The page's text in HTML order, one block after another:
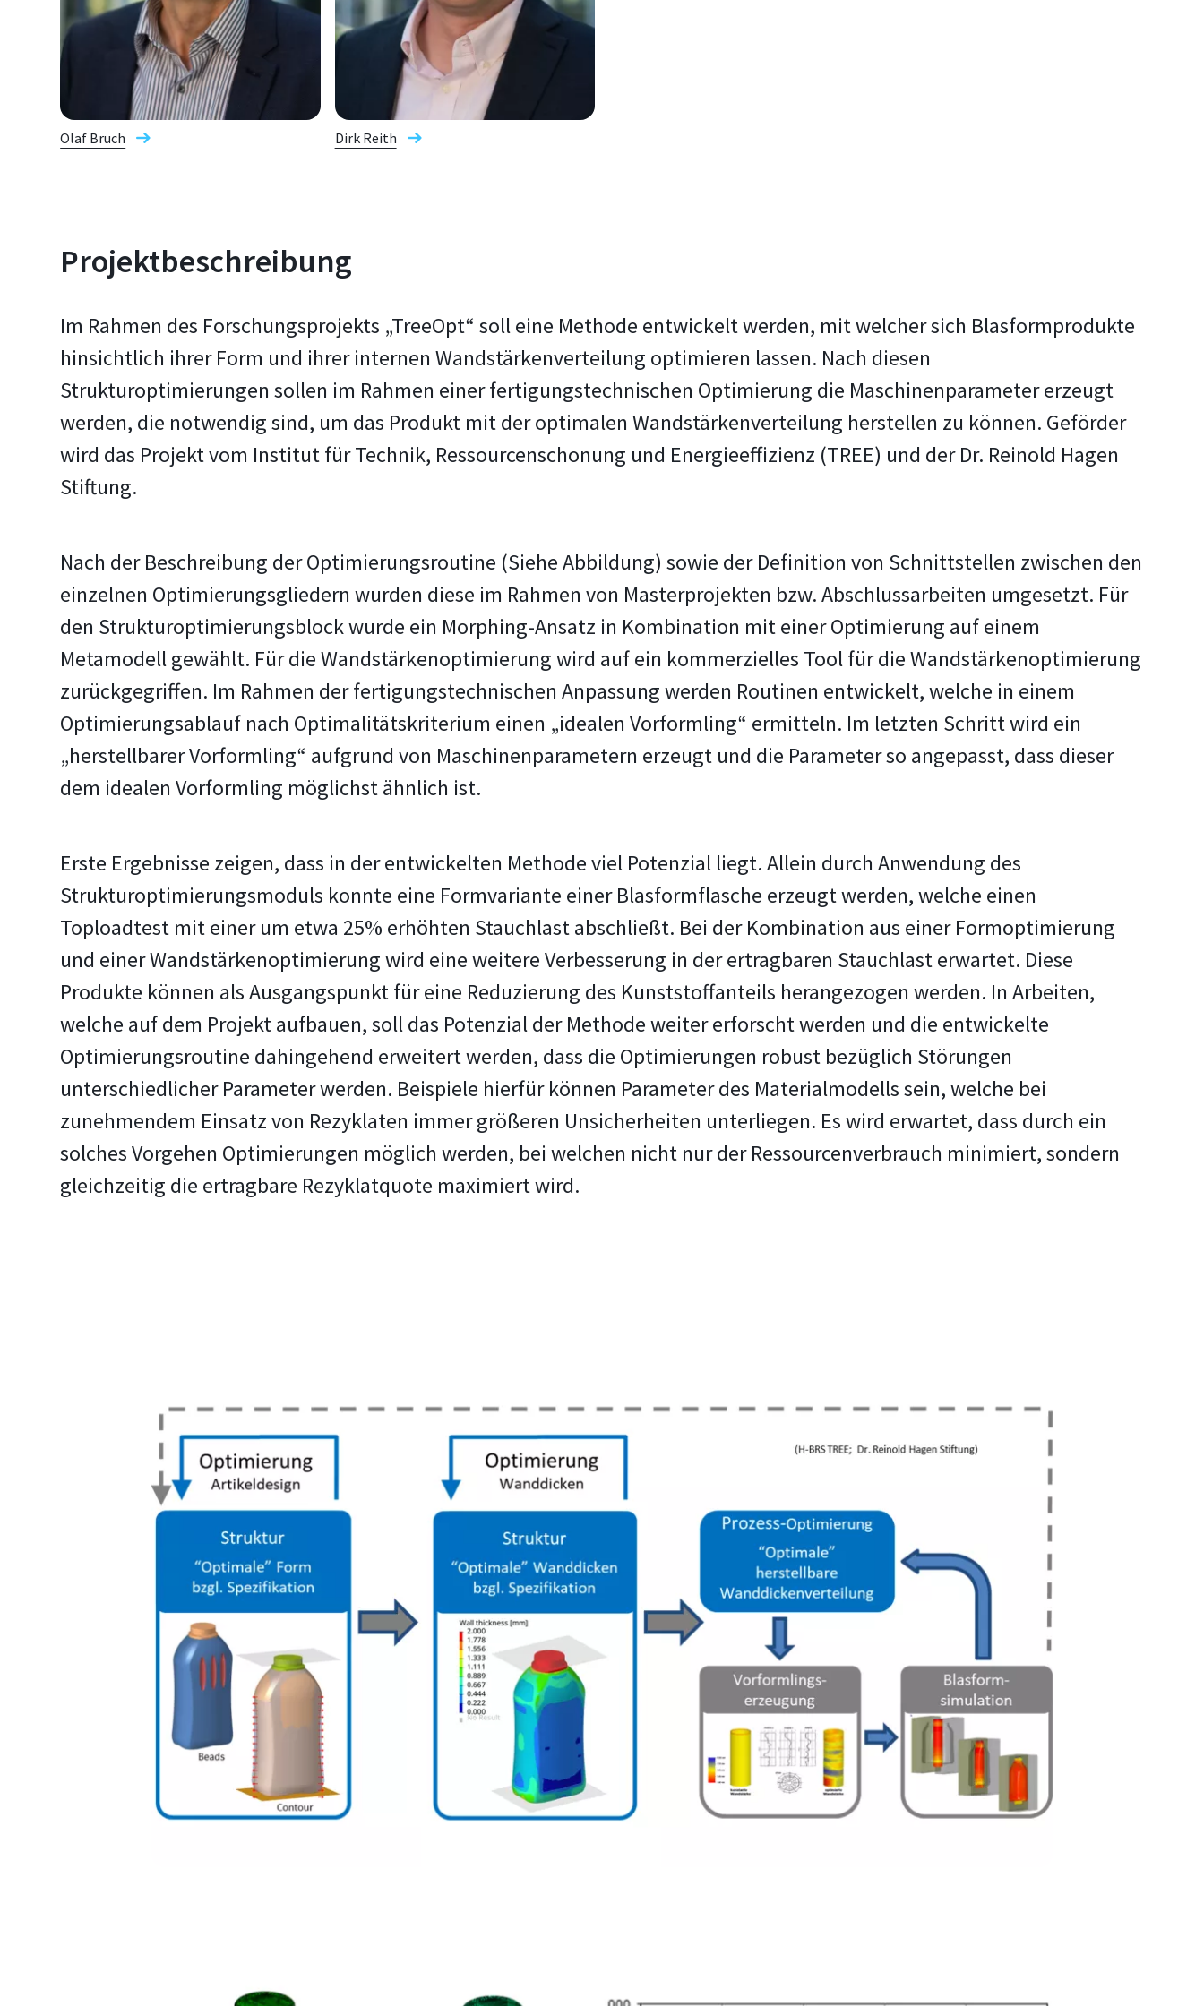
Olaf Bruch Dirk Reith
Projektbeschreibung
Im Rahmen des Forschungsprojekts „TreeOpt“ soll eine Methode entwickelt werden, mit welcher sich Blasformprodukte
hinsichtlich ihrer Form und ihrer internen Wandstärkenverteilung optimieren lassen. Nach diesen
Strukturoptimierungen sollen im Rahmen einer fertigungstechnischen Optimierung die Maschinenparameter erzeugt
werden, die notwendig sind, um das Produkt mit der optimalen Wandstärkenverteilung herstellen zu können. Geförder
wird das Projekt vom Institut für Technik, Ressourcenschonung und Energieeffizienz (TREE) und der Dr. Reinold Hagen
Stiftung.
Nach der Beschreibung der Optimierungsroutine (Siehe Abbildung) sowie der Definition von Schnittstellen zwischen den
einzelnen Optimierungsgliedern wurden diese im Rahmen von Masterprojekten bzw. Abschlussarbeiten umgesetzt. Für
den Strukturoptimierungsblock wurde ein Morphing-Ansatz in Kombination mit einer Optimierung auf einem
Metamodell gewählt. Für die Wandstärkenoptimierung wird auf ein kommerzielles Tool für die Wandstärkenoptimierung
zurückgegriffen. Im Rahmen der fertigungstechnischen Anpassung werden Routinen entwickelt, welche in einem
Optimierungsablauf nach Optimalitätskriterium einen „idealen Vorformling“ ermitteln. Im letzten Schritt wird ein
„herstellbarer Vorformling“ aufgrund von Maschinenparametern erzeugt und die Parameter so angepasst, dass dieser
dem idealen Vorformling möglichst ähnlich ist.
Erste Ergebnisse zeigen, dass in der entwickelten Methode viel Potenzial liegt. Allein durch Anwendung des
Strukturoptimierungsmoduls konnte eine Formvariante einer Blasformflasche erzeugt werden, welche einen
Toploadtest mit einer um etwa 25% erhöhten Stauchlast abschließt. Bei der Kombination aus einer Formoptimierung
und einer Wandstärkenoptimierung wird eine weitere Verbesserung in der ertragbaren Stauchlast erwartet. Diese
Produkte können als Ausgangspunkt für eine Reduzierung des Kunststoffanteils herangezogen werden. In Arbeiten,
welche auf dem Projekt aufbauen, soll das Potenzial der Methode weiter erforscht werden und die entwickelte
Optimierungsroutine dahingehend erweitert werden, dass die Optimierungen robust bezüglich Störungen
unterschiedlicher Parameter werden. Beispiele hierfür können Parameter des Materialmodells sein, welche bei
zunehmendem Einsatz von Rezyklaten immer größeren Unsicherheiten unterliegen. Es wird erwartet, dass durch ein
solches Vorgehen Optimierungen möglich werden, bei welchen nicht nur der Ressourcenverbrauch minimiert, sondern
gleichzeitig die ertragbare Rezyklatquote maximiert wird.